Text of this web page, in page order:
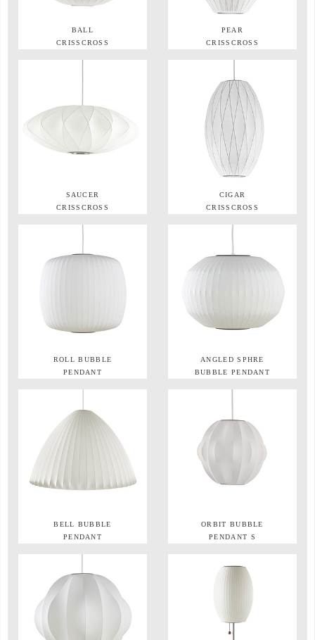
BALL
CRISSCROSS
PEAR
CRISSCROSS
SAUCER
CRISSCROSS
CIGAR
CRISSCROSS
ROLL BUBBLE
PENDANT
ANGLED SPHRE
BUBBLE PENDANT
BELL BUBBLE
PENDANT
ORBIT BUBBLE
PENDANT S